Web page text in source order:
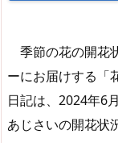
季節の花の開花
ーにお届けする「
日記は、2024年6
あじさいの開花状